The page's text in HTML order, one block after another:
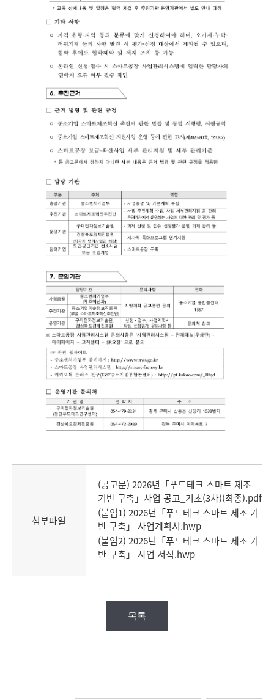
첨부파일
(공고문) 2026년「푸드테크 스마트 제조
기반 구축」사업 공고_기초(3차)(최종).pdf
(붙임1) 2026년「푸드테크 스마트 제조 기
반 구축」 사업계획서.hwp
(붙임2) 2026년「푸드테크 스마트 제조 기
반 구축」 사업 서식.hwp
목록